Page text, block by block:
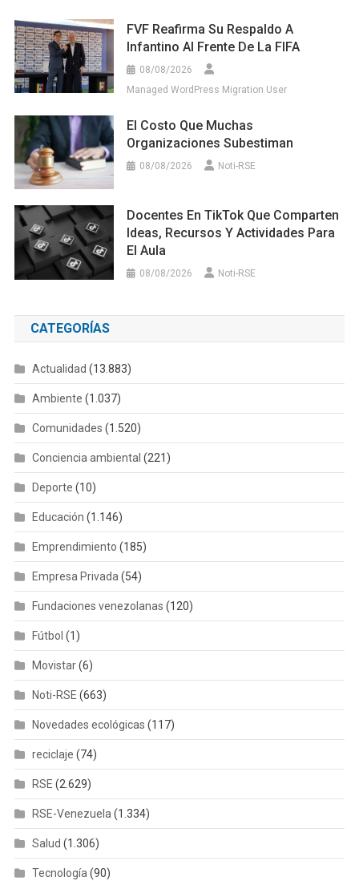
FVF Reafirma Su Respaldo A
Infantino Al Frente De La FIFA
08/08/2026
Managed WordPress Migration User
El Costo Que Muchas
Organizaciones Subestiman
08/08/2026 Noti-RSE
Docentes En TikTok Que Comparten
Ideas, Recursos Y Actividades Para
El Aula
08/08/2026 Noti-RSE
CATEGORÍAS
Actualidad (13.883)
Ambiente (1.037)
Comunidades (1.520)
Conciencia ambiental (221)
Deporte (10)
Educación (1.146)
Emprendimiento (185)
Empresa Privada(54)
Fundaciones venezolanas (120)
Fútbol (1)
Movistar(6)
Noti-RSE (663)
Novedades ecológicas (117)
reciclaje (74)
RSE (2.629)
RSE-Venezuela(1.334)
Salud (1.306)
Tecnología(90)